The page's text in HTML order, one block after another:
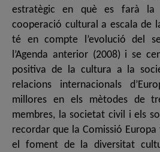
estratègic en què es farà
cooperació cultural a escala de
té en compte l’evolució del
l’Agenda anterior (2008) i se
positiva de la cultura a la
relacions internacionals
millores en els mètodes de
membres, la societat civil i els
recordar que la Comissió
el foment de la diversitat